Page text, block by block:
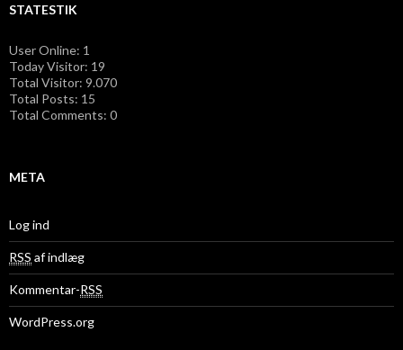
STATESTIK
User Online: 1
Today Visitor: 19
Total Visitor: 9.070
Total Posts: 15
Total Comments: 0
META
Log ind
RSS af indlæg
Kommentar-RSS
WordPress.org